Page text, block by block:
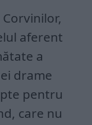
aferent
a
drame
pentru
care nu